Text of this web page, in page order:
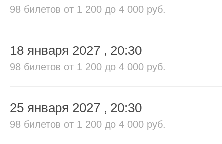
98 билетов от 1 200 до 4 000 руб.
18 января 2027 , 20:30
98 билетов от 1 200 до 4 000 руб.
25 января 2027 , 20:30
98 билетов от 1 200 до 4 000 руб.